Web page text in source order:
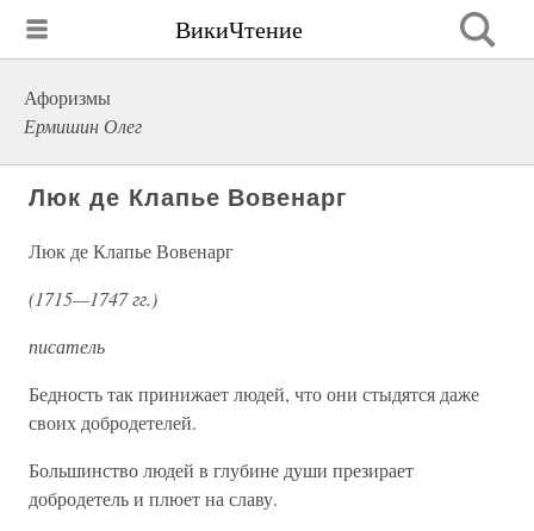
ВикиЧтение
Афоризмы
Ермишин Олег
Люк де Клапье Вовенарг
Люк де Клапье Вовенарг
(1715—1747 гг.)
писатель
Бедность так принижает людей, что они стыдятся даже
своих добродетелей.
Большинство людей в глубине души презирает
добродетель и плюет на славу.